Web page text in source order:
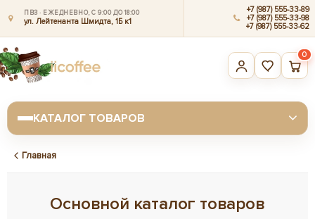
ПВЗ · ЕЖЕДНЕВНО, С 9:00 ДО 18:00
ул. Лейтенанта Шмидта, 1Б к1
+7 (987) 555-33-89
+7 (987) 555-33-98
+7 (987) 555-33-62
0
КАТАЛОГ ТОВАРОВ
Главная
Основной каталог товаров